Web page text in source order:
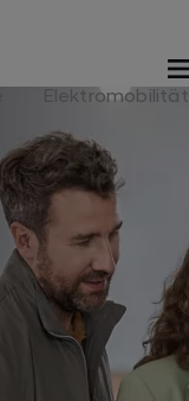
Elektromobilität